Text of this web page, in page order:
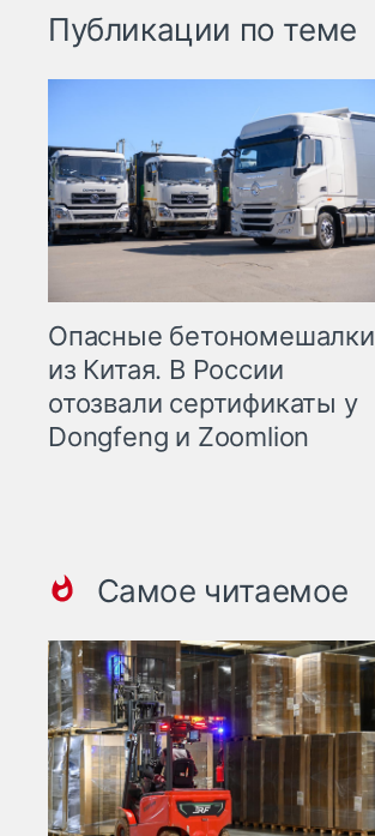
Публикации по теме
Опасные бетономешалки
из Китая. В России
отозвали сертификаты у
Dongfeng и Zoomlion
Самое читаемое